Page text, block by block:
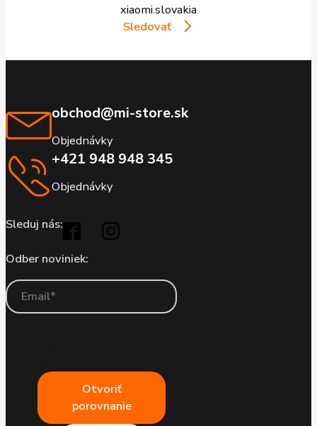
xiaomi.slovakia
Sledovať
obchod@mi-store.sk
Objednávky
+421 948 948 345
Objednávky
Sleduj nás:
Odber noviniek:
Otvoriť
porovnanie